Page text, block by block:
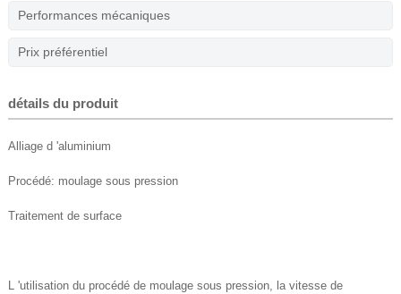
Performances mécaniques
Prix préférentiel
détails du produit
Alliage d 'aluminium
Procédé: moulage sous pression
Traitement de surface
L 'utilisation du procédé de moulage sous pression, la vitesse de